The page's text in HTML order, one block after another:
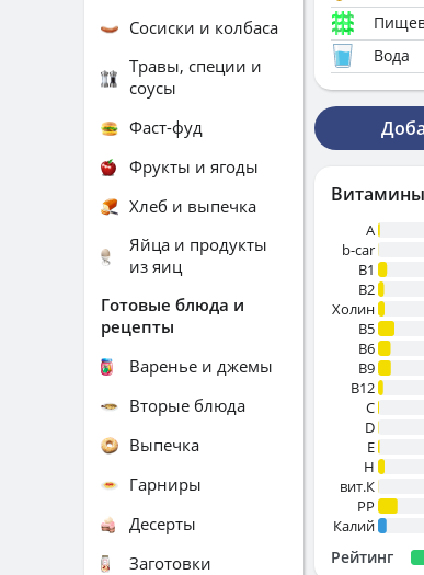
Вода
A
b-car
В1
B2
Холин
B5
B6
B9
B12
C
D
E
H
вит.К
PP
Калий
Рейтинг
Сосиски и колбаса
Травы, специи и
соусы
Фаст-фуд
Фрукты и ягоды
Хлеб и выпечка
Яйца и продукты
из яиц
Готовые блюда и
рецепты
Варенье и джемы
Вторые блюда
Выпечка
Гарниры
Десерты
Заготовки